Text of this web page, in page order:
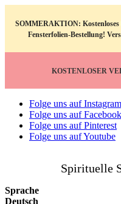
SOMMERAKTION: Kostenloses
Fensterfolien-Bestellung!
KOSTENLOSER
Folge uns auf Instagram
Folge uns auf Facebook
Folge uns auf Pinterest
Folge uns auf Youtube
Spirituelle
Sprache
Deutsch